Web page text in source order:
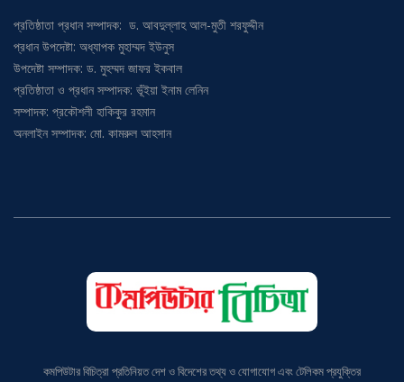
প্রতিষ্ঠাতা প্রধান সম্পাদক: ড. আবদুল্লাহ আল-মুতী শরফুদ্দীন
প্রধান উপদেষ্টা: অধ্যাপক মুহাম্মদ ইউনুস
উপদেষ্টা সম্পাদক: ড. মুহম্মদ জাফর ইকবাল
প্রতিষ্ঠাতা ও প্রধান সম্পাদক: ভূঁইয়া ইনাম লেনিন
সম্পাদক: প্রকৌশলী হাকিকুর রহমান
অনলাইন সম্পাদক: মো. কামরুল আহসান
কমপিউটার বিচিত্রা প্রতিনিয়ত দেশ ও বিদেশের তথ্য ও যোগাযোগ এবং টেলিকম প্রযুক্তির